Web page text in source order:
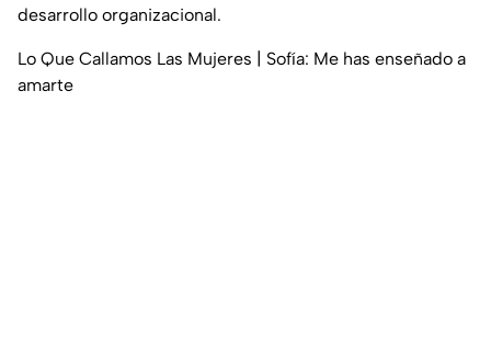
desarrollo organizacional.
Lo Que Callamos Las Mujeres | Sofía: Me has enseñado a
amarte